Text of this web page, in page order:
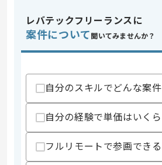
スキル
求めるスキル
・
歓迎スキル
・パッケー
・リース業
上記に似た経
レバテックフリーランスに
案件について 聞いてみませんか？
自分のスキルでどんな案
自分の経験で単価はいく
フルリモートで参画でき